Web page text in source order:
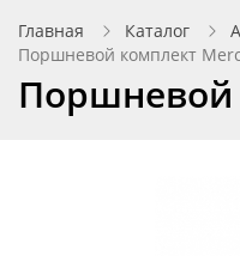
Главная Каталог
Поршневой комплект
Поршневой